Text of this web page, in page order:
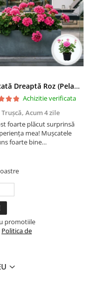
Mușcată Dreaptă Roz (Pelargonium Zonale)
Achizitie verificata
Acum 4 zile
foarte plăcut surprinsă
mea! Mușcatele
foarte bine
Se vede că au fost
promotiile
Politica de